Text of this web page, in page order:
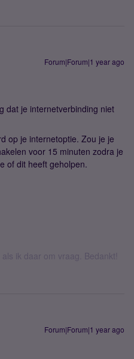
Forum|Forum|1 year ago
dat je internetverbinding niet
op je internetoptie. Zou je je
voor 15 minuten zodra je
of dit heeft geholpen.
ik daar om vraag. Bedankt!
Forum|Forum|1 year ago